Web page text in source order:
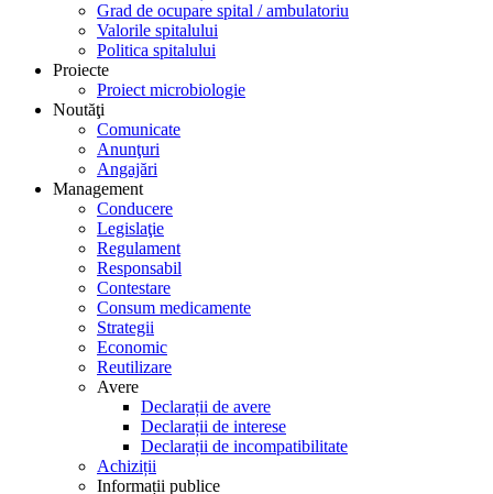
Grad de ocupare spital / ambulatoriu
Valorile spitalului
Politica spitalului
Proiecte
Proiect microbiologie
Noutăţi
Comunicate
Anunţuri
Angajări
Management
Conducere
Legislaţie
Regulament
Responsabil
Contestare
Consum medicamente
Strategii
Economic
Reutilizare
Avere
Declarații de avere
Declarații de interese
Declarații de incompatibilitate
Achiziții
Informații publice